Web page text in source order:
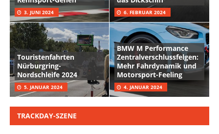
3. JUNI 2024 6. FEBRUAR 2024
Touristenfahrten
Nürburgring-
Nordschleife 2024
5. JANUAR 2024
BMW M Performance
Zentralverschlussfelgen:
Mehr Fahrdynamik und
Motorsport-Feeling
4. JANUAR 2024
TRACKDAY-SZENE